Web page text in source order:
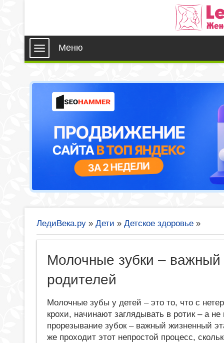
Меню
ЛедиВека.ру » Дети » Детское здоровье »
Молочные зубки – важный
родителей
Молочные зубы у детей – это то, что с
крохи, начинают заглядывать в ротик – а
прорезывание зубок – важный жизненный
же проходит этот непростой процесс,